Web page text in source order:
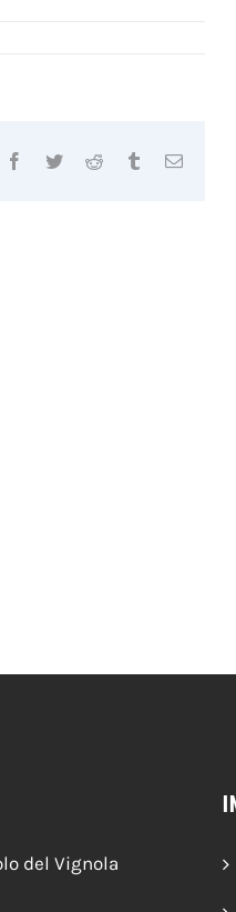
Facebook
TwitterReddit TumblrEmail
del Vignola